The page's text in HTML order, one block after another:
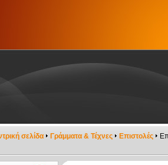
σελίδα Γράμματα & Τέχνες Επιστολές